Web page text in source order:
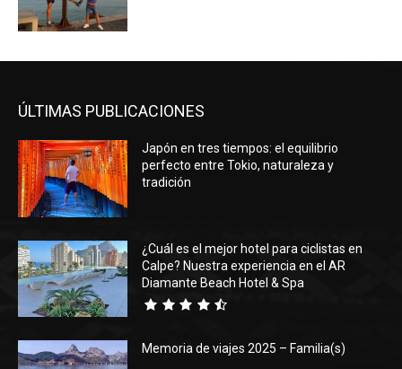
ÚLTIMAS PUBLICACIONES
Japón en tres tiempos: el equilibrio
perfecto entre Tokio, naturaleza y
tradición
¿Cuál es el mejor hotel para ciclistas en
Calpe? Nuestra experiencia en el AR
Diamante Beach Hotel & Spa
Memoria de viajes 2025 – Familia(s)